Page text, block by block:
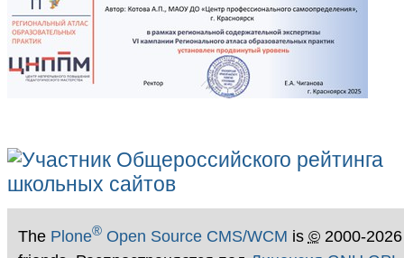
The Plone®Open Source CMS/WCM is ©2000-